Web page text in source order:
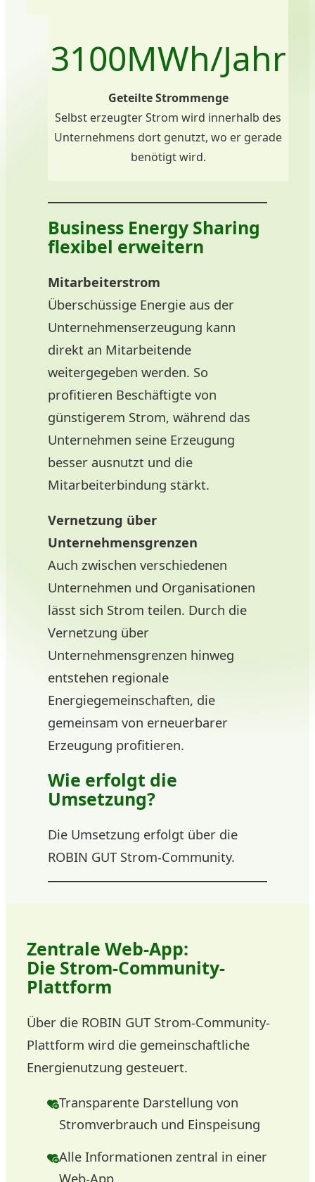
3100MWh/Jahr
Geteilte Strommenge
Selbst erzeugter Strom wird innerhalb des
Unternehmens dort genutzt, wo er gerade
benötigt wird.
Business Energy Sharing
flexibel erweitern
Mitarbeiterstrom
Überschüssige Energie aus der
Unternehmenserzeugung kann
direkt an Mitarbeitende
weitergegeben werden. So
profitieren Beschäftigte von
günstigerem Strom, während das
Unternehmen seine Erzeugung
besser ausnutzt und die
Mitarbeiterbindung stärkt.
Vernetzung über
Unternehmensgrenzen
Auch zwischen verschiedenen
Unternehmen und Organisationen
lässt sich Strom teilen. Durch die
Vernetzung über
Unternehmensgrenzen hinweg
entstehen regionale
Energiegemeinschaften, die
gemeinsam von erneuerbarer
Erzeugung profitieren.
Wie erfolgt die
Umsetzung?
Die Umsetzung erfolgt über die
ROBIN GUT Strom-Community.
Zentrale Web-App:
Die Strom-Community-
Plattform
Über die ROBIN GUT Strom-Community-
Plattform wird die gemeinschaftliche
Energienutzung gesteuert.
Transparente Darstellung von
Stromverbrauch und Einspeisung
Alle Informationen zentral in einer
Web-App